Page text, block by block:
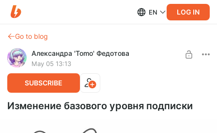
EN LOG IN
Go to blog
Александра 'Tomo' Федотова
May 05 13:13
SUBSCRIBE
Изменение базового уровня подписки